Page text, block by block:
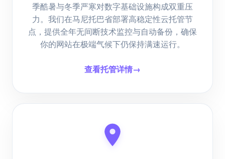
季酷暑与冬季严寒对数字基础设施构成双重压
力。我们在马尼托巴省部署高稳定性云托管节
点，提供全年无间断技术监控与自动备份，确保
你的网站在极端气候下仍保持满速运行。
查看托管详情→